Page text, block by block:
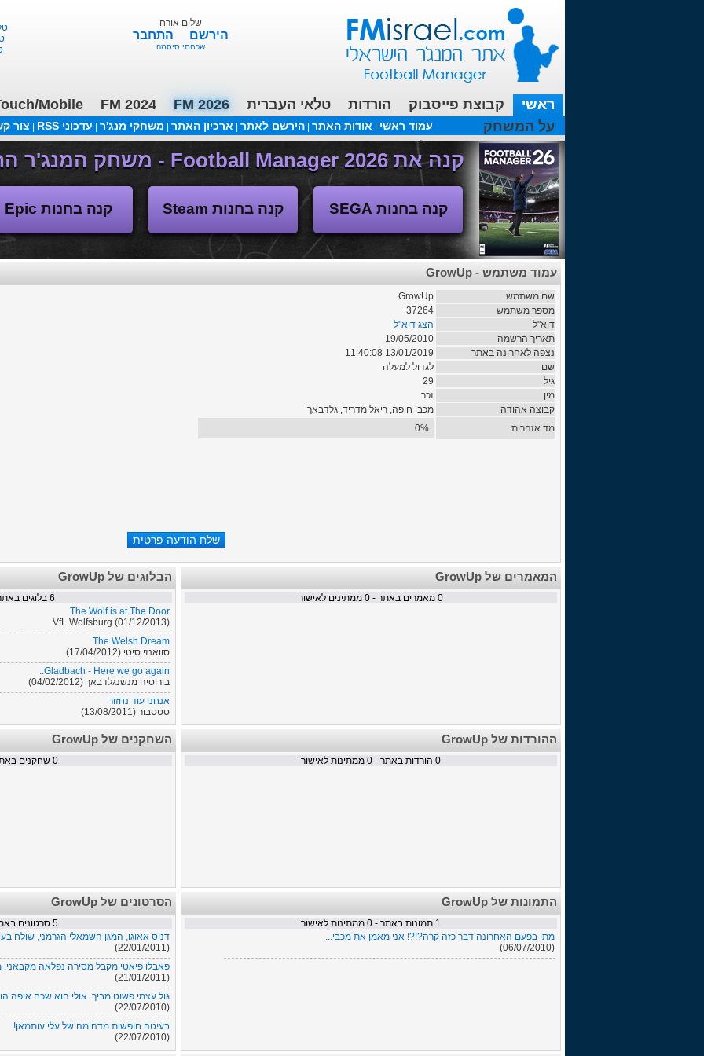
שלום אורח
הירשם התחבר
שכחתי סיסמה
ראשי קבוצת פייסבוק הורדות טלאי העברית FM 2026
FM 2024
Mobile
על המשחק
עמוד ראשי אודות האתר |הירשם לאתר ארכיון האתר משחקי מנג'ר עדכוני RSS צור
עכשיו בפורומים:FM19- איך יוצאים לחופשה עם המאמן ?
קנה את Football Manager 2026 - משחק המנג'ר החדש!
קנה בחנות SEGA קנה בחנות Steam קנה בחנות Epic
עמוד משתמש - GrowUp
שם משתמש
GrowUp
מספר משתמש
37264
דוא"ל
הצג דוא"ל
תאריך הרשמה
19/05/2010
נצפה לאחרונה באתר
13/01/2019 11:40:08
שם
לגדול למעלה
גיל
29
מין
זכר
קבוצה אהודה
מכבי חיפה, ריאל מדריד, גלדבאך
מד אזהרות
0%
המאמרים של GrowUp
0 מאמרים באתר - 0 ממתינים לאישור
הבלוגים של GrowUp
6 בלוגים
The Wolf is at The Door
VfL Wolfsburg (01/12/2013)
The Welsh Dream
סוואנזי סיטי (17/04/2012)
Gladbach - Here we go again..
בורוסיה מנשנגלדבאך (04/02/2012)
אנחנו עוד נחזור
סטסבור (13/08/2011)
בורוסיה מנשנגלדבאך (24/05/2011)
ההורדות של GrowUp
0 הורדות באתר - 0 ממתינות לאישור
השחקנים של GrowUp
0 שחקנים
התמונות של GrowUp
1 תמונות באתר - 0 ממתינות לאישור
מתי בפעם האחרונה דבר כזה קרה?!?! אני מאמן את מכבי...
(06/07/2010)
הסרטונים של GrowUp
5 סרטונים
דניס אאוגו, המגן השמאלי הגרמני, שולח
(22/01/2011)
פאבלו פיאטי מקבל מסירה נפלאה מקבאני,
(21/01/2011)
גול עצמי פשוט מביך. אולי הוא שכח איפה
(22/07/2010)
בעיטה חופשית מדהימה של עלי עותמאן!
(22/07/2010)